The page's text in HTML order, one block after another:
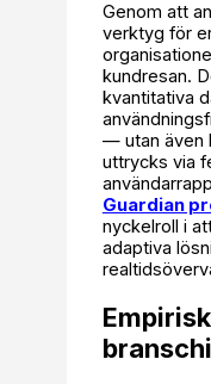
Genom att
verktyg för
kundresan.
kvantitativa
— utan även
uttrycks via
Guardian
nyckelroll i
adaptiva